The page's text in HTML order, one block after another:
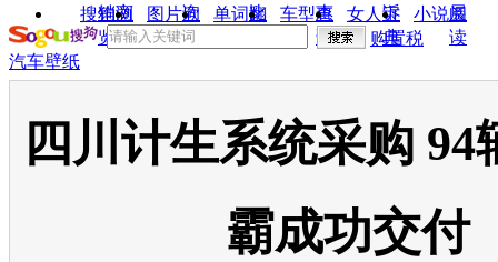
销商
询
比
惠
诉
展
搜狗浏
览器
图片欣
赏
单词翻
车型查
询
女人宝
典
小说阅
读
购置税
汽车壁纸
四川计生系统采购 94
霸成功交付